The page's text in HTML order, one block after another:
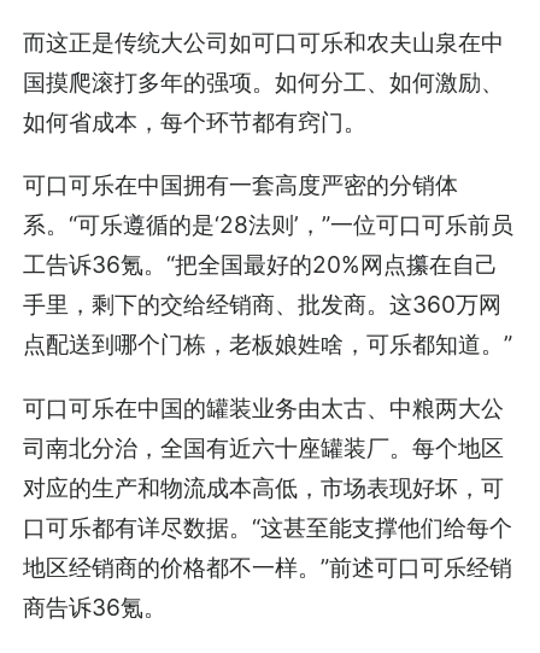
而这正是传统大公司如可口可乐和农夫山泉在中
国摸爬滚打多年的强项。如何分工、如何激励、
如何省成本，每个环节都有窍门。
可口可乐在中国拥有一套高度严密的分销体
系。“可乐遵循的是‘28法则’，”一位可口可乐前员
工告诉36氪。“把全国最好的20%网点攥在自己
手里，剩下的交给经销商、批发商。这360万网
点配送到哪个门栋，老板娘姓啥，可乐都知道。”
可口可乐在中国的罐装业务由太古、中粮两大公
司南北分治，全国有近六十座罐装厂。每个地区
对应的生产和物流成本高低，市场表现好坏，可
口可乐都有详尽数据。“这甚至能支撑他们给每个
地区经销商的价格都不一样。”前述可口可乐经销
商告诉36氪。